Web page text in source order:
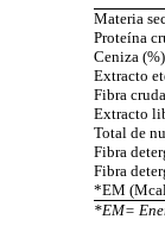
Materia
Proteína
Ceniza (%)
Extracto
Fibra
Extracto
Total de
Fibra
Fibra
*EM
*EM=